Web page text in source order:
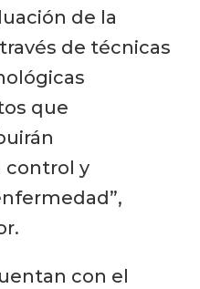
de la
de técnicas
que
control y
con el